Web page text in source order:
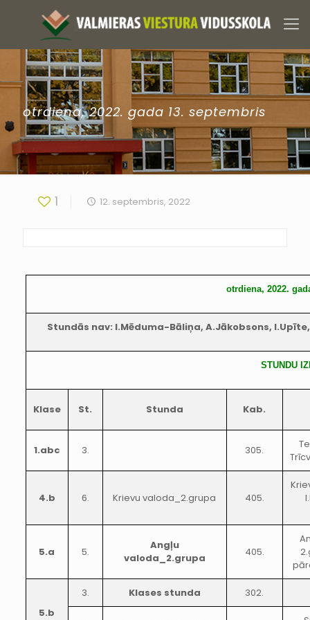
otrdiena, 2022. gada 13. septembris
1 12. septembris, 2022
otrdiena, 2022.
Stundās nav: I.Mēduma-Bāliņa, A.Jākobsons,
STUNDU
Klase St. Stunda Kab.
1.abc 3. 305.
4.b 6. Krievu valoda_2.grupa 405.
5.a 5.
Angļu
valoda_2.grupa
405.
5.b
3. Klases stunda 302.